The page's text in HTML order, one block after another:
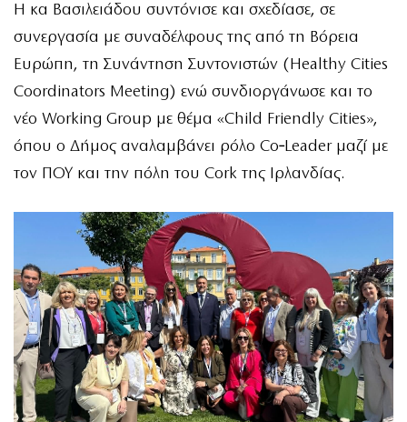
Η κα Βασιλειάδου συντόνισε και σχεδίασε, σε
συνεργασία με συναδέλφους της από τη Βόρεια
Ευρώπη, τη Συνάντηση Συντονιστών (Healthy Cities
Coordinators Meeting) ενώ συνδιοργάνωσε και το
νέο Working Group με θέμα «Child Friendly Cities»,
όπου ο Δήμος αναλαμβάνει ρόλο Co‑Leader μαζί με
τον ΠΟΥ και την πόλη του Cork της Ιρλανδίας.